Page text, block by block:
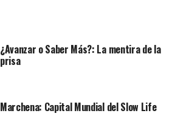
¿Avanzar o Saber Más?: La mentira de la
prisa
Marchena: Capital Mundial del Slow Life